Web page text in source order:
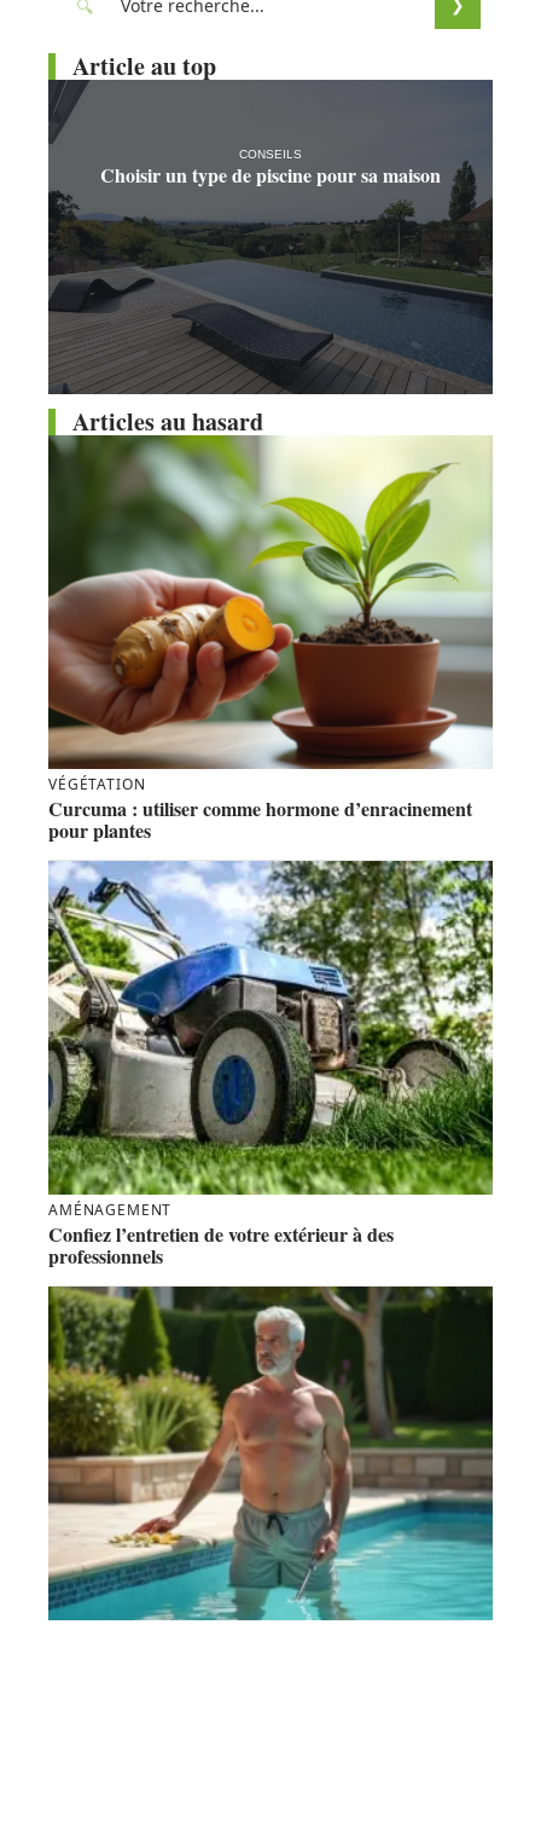
Article au top
CONSEILS
Choisir un type de piscine pour sa maison
Articles au hasard
VÉGÉTATION
Curcuma : utiliser comme hormone d’enracinement
pour plantes
AMÉNAGEMENT
Confiez l’entretien de votre extérieur à des
professionnels